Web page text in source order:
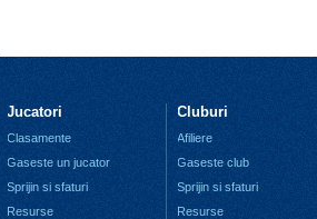
Jucatori
Clasamente
Gaseste un jucator
Sprijin si sfaturi
Resurse
Cluburi
Afiliere
Gaseste club
Sprijin si sfaturi
Resurse